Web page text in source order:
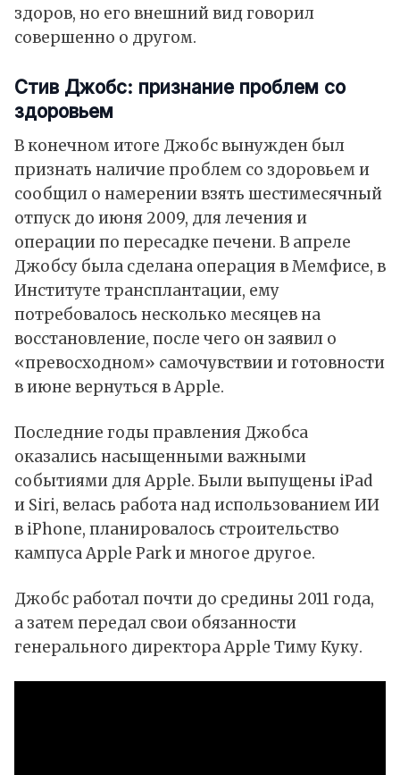
здоров, но его внешний вид говорил
совершенно о другом.
Стив Джобс: признание проблем со
здоровьем
В конечном итоге Джобс вынужден был
признать наличие проблем со здоровьем и
сообщил о намерении взять шестимесячный
отпуск до июня 2009, для лечения и
операции по пересадке печени. В апреле
Джобсу была сделана операция в Мемфисе, в
Институте трансплантации, ему
потребовалось несколько месяцев на
восстановление, после чего он заявил о
«превосходном» самочувствии и готовности
в июне вернуться в Apple.
Последние годы правления Джобса
оказались насыщенными важными
событиями для Apple. Были выпущены iPad
и Siri, велась работа над использованием ИИ
в iPhone, планировалось строительство
кампуса Apple Park и многое другое.
Джобс работал почти до средины 2011 года,
а затем передал свои обязанности
генерального директора Apple Тиму Куку.